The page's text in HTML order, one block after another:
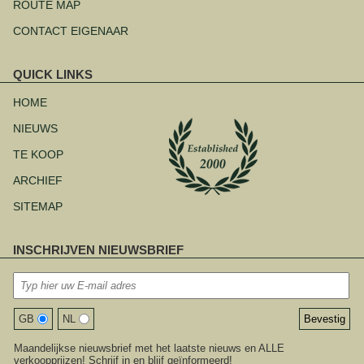
ROUTE MAP
CONTACT EIGENAAR
QUICK LINKS
overslaan
HOME
NIEUWS
TE KOOP
ARCHIEF
SITEMAP
INSCHRIJVEN NIEUWSBRIEF
GB NL
Maandelijkse nieuwsbrief met het laatste nieuws en ALLE
verkoopprijzen! Schrijf in en blijf geïnformeerd!